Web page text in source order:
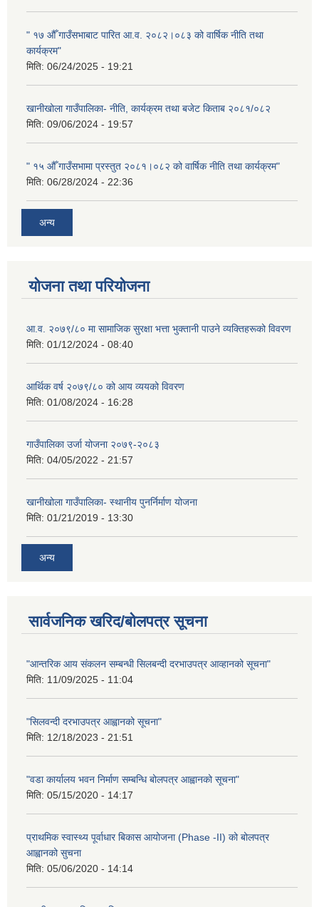
" १७ औँ गाउँसभाबाट पारित आ.व. २०८२।०८३ को वार्षिक नीति तथा
कार्यक्रम"
मिति: 06/24/2025 - 19:21
खानीखोला गाउँपालिका- नीति, कार्यक्रम तथा बजेट किताब २०८१/०८२
मिति: 09/06/2024 - 19:57
" १५ औँ गाउँसभामा प्रस्तुत २०८१।०८२ को वार्षिक नीति तथा कार्यक्रम"
मिति: 06/28/2024 - 22:36
अन्य
योजना तथा परियोजना
आ.व. २०७९/८० मा सामाजिक सुरक्षा भत्ता भुक्तानी पाउने व्यक्तिहरूको विवरण
मिति: 01/12/2024 - 08:40
आर्थिक वर्ष २०७९/८० को आय व्ययको विवरण
मिति: 01/08/2024 - 16:28
गाउँपालिका उर्जा योजना २०७९-२०८३
मिति: 04/05/2022 - 21:57
खानीखोला गाउँपालिका- स्थानीय पुनर्निर्माण योजना
मिति: 01/21/2019 - 13:30
अन्य
सार्वजनिक खरिद/बोलपत्र सूचना
"आन्तरिक आय संकलन सम्बन्धी सिलबन्दी दरभाउपत्र आव्हानको सूचना"
मिति: 11/09/2025 - 11:04
"सिलवन्दी दरभाउपत्र आह्वानको सूचना"
मिति: 12/18/2023 - 21:51
"वडा कार्यालय भवन निर्माण सम्बन्धि बोलपत्र आह्वानको सूचना"
मिति: 05/15/2020 - 14:17
प्राथमिक स्वास्थ्य पूर्वाधार बिकास आयोजना (Phase -II) को बोलपत्र
आह्वानको सुचना
मिति: 05/06/2020 - 14:14